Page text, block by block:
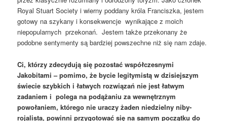
Royal Stuart Society i wierny poddany króla Franciszka, jestem
gotowy na szykany i konsekwencje wynikające z moich
niepopularnych przekonań. Jestem także przekonany że
podobne sentymenty są bardziej powszechne niż się nam zdaje.
Ci, którzy zdecydują się pozostać współczesnymi
Jakobitami – pomimo, że bycie legitymistą w dzisiejszym
świecie szybkich i łatwych rozwiązań nie jest łatwym
zadaniem i polega na podążaniu za wewnętrznym
powołaniem, którego nie uraczy żaden niedzielny niby-
rojalista, powinni przygotować się na samym początku do